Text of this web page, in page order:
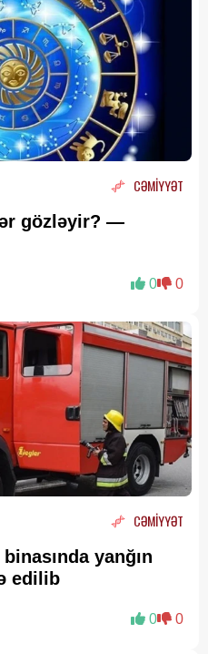
CƏMİYYƏT
gözləyir? —
0 0
CƏMİYYƏT
yanğın
edilib
0 0